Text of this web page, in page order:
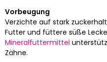
Vorbeugung
Verzichte auf stark
Futter und füttere süße
Mineralfuttermittel
Zähne.